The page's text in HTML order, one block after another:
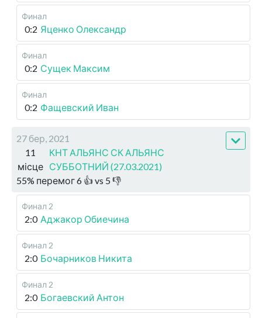
Финал
0:2 Яценко Олександр
Финал
0:2 Сущек Максим
Финал
0:2 Фащевский Иван
27 бер, 2021
11
місце
КНТ АЛЬЯНС СК АЛЬЯНС
СУББОТНИЙ (27.03.2021)
55% перемог6 👍 vs 5 👎
Финал 2
2:0 Аджакор Обиечина
Финал 2
2:0 Бочарников Никита
Финал 2
2:0 Богаевский Антон